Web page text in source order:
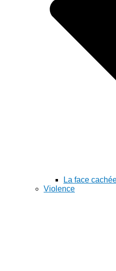
La face
Violence